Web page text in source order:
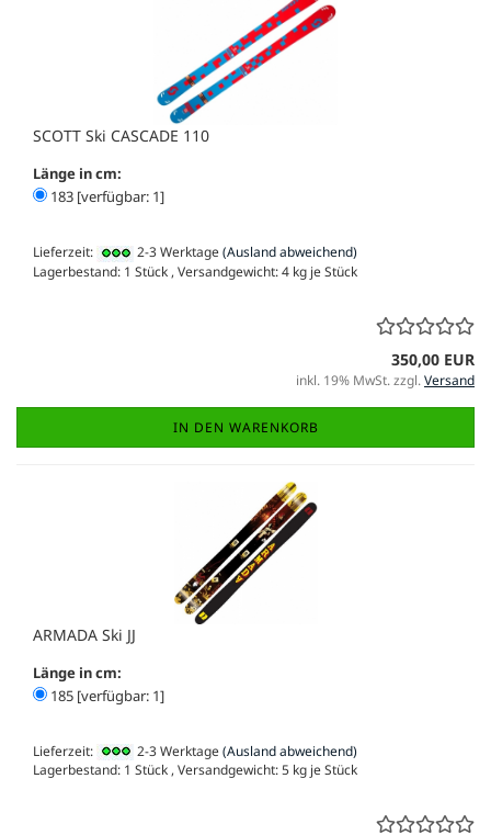
SCOTT Ski CASCADE 110
Länge in cm:
183 [verfügbar: 1]
Lieferzeit: 2-3 Werktage(Ausland abweichend)
Lagerbestand: 1 Stück , Versandgewicht:4 kg je Stück
350,00 EUR
inkl. 19% MwSt. zzgl.Versand
IN DEN WARENKORB
ARMADA Ski JJ
Länge in cm:
185 [verfügbar: 1]
Lieferzeit: 2-3 Werktage(Ausland abweichend)
Lagerbestand: 1 Stück , Versandgewicht:5 kg je Stück